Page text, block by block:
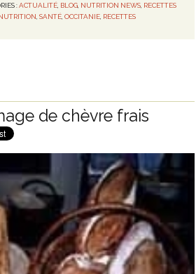
:ACTUALITÉ, BLOG, NUTRITION NEWS, RECETTES
,SANTÉ ,OCCITANIE RECETTES
de chèvre frais